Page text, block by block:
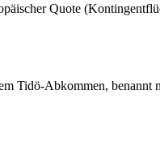
Quote
Tidö-Abkommen, benannt